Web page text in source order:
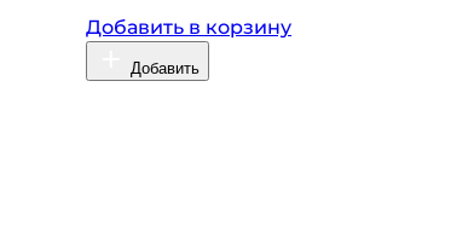
Добавить в корзину
Добавить